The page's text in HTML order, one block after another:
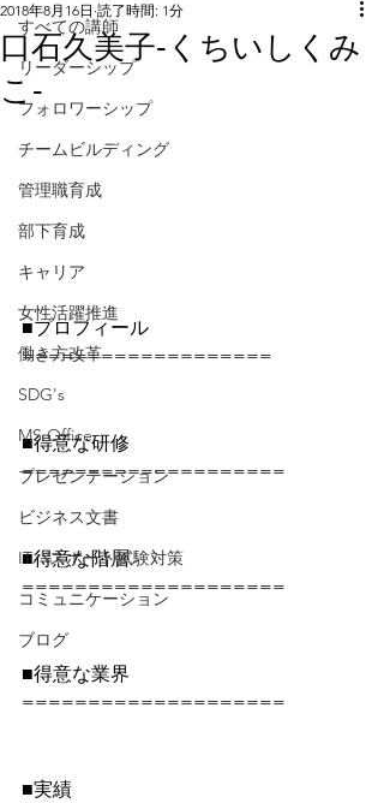
すべての講師
リーダーシップ
フォロワーシップ
チームビルディング
管理職育成
部下育成
キャリア
女性活躍推進
働き方改革
SDG's
MS Office
プレゼンテーション
ビジネス文書
ITパスポート試験対策
コミュニケーション
ブログ
口石久美子‐くちいしくみ
こ‐
2018年8月16日 読了時間: 1分
■プロフィール
===================
■得意な研修
====================
■得意な階層
====================
■得意な業界
====================
■実績